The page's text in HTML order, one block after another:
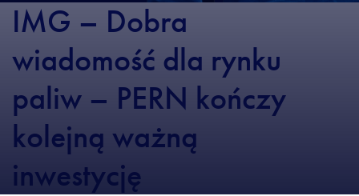
IMG – Dobra
wiadomość dla rynku
paliw – PERN kończy
kolejną ważną
inwestycję